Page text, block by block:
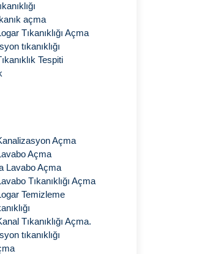
açma
Tıkanıklığı Açma
tıkanıklığı
Tespiti
Açma
Açma
Lavabo Açma
Tıkanıklığı Açma
Temizleme
Tıkanıklığı Açma.
tıkanıklığı